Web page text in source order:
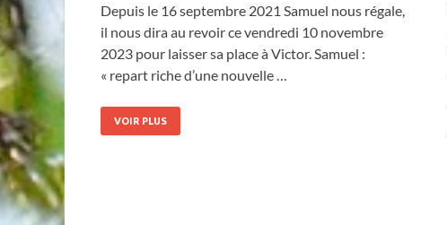
Depuis le 16 septembre 2021 Samuel nous régale,
il nous dira au revoir ce vendredi 10 novembre
2023 pour laisser sa place à Victor. Samuel :
« repart riche d’une nouvelle …
VOIR PLUS